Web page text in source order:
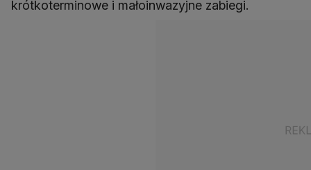
krótkoterminowe i małoinwazyjne zabiegi.